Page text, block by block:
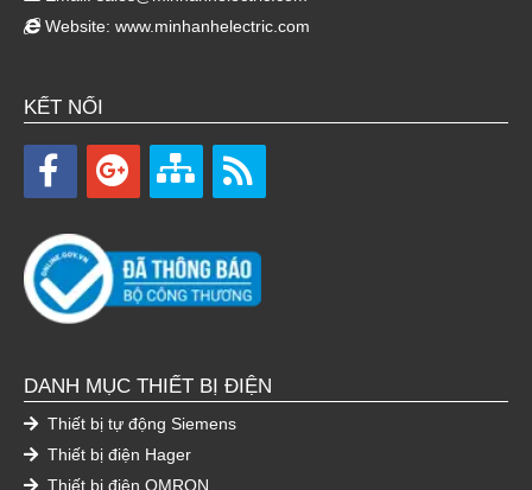
Website: www.minhanhelectric.com
KẾT NỐI
DANH MỤC THIẾT BỊ ĐIỆN
Thiết bị tự động Siemens
Thiết bị điện Hager
Thiết bị điện OMRON